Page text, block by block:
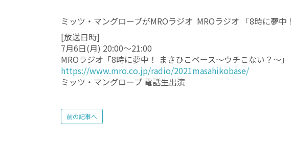
ミッツ・マングローブがMROラジオ MROラジオ 「8時に夢
[放送日時]
7月6日(月) 20:00～21:00
MROラジオ「8時に夢中！ まさひこベース〜ウチこない？〜」
https://www.mro.co.jp/radio/2021masahikobase/
ミッツ・マングローブ 電話生出演
前の記事へ